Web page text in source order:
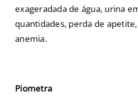
exageradada de água, urina
quantidades, perda de
anemia.
Piometra